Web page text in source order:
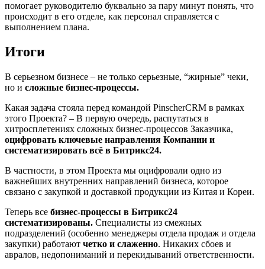
помогает руководителю буквально за пару минут понять, что
происходит в его отделе, как персонал справляется с
выполнением плана.
Итоги
В серьезном бизнесе – не только серьезные, “жирные” чеки,
но и сложные бизнес-процессы.
Какая задача стояла перед командой PinscherCRM в рамках
этого Проекта? – В первую очередь, распутаться в
хитросплетениях сложных бизнес-процессов Заказчика,
оцифровать ключевые направления Компании и
систематизировать всё в Битрикс24.
В частности, в этом Проекта мы оцифровали одно из
важнейших внутренних направлений бизнеса, которое
связано с закупкой и доставкой продукции из Китая и Кореи.
Теперь все бизнес-процессы в Битрикс24
систематизированы. Специалисты из смежных
подразделений (особенно менеджеры отдела продаж и отдела
закупки) работают четко и слаженно. Никаких сбоев и
авралов, недопониманий и перекидываний ответственности.